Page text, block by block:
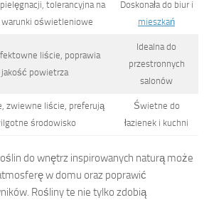
tolerancyjna na
warunki oświetleniowe
Doskonała do biur i
mieszkań
liście, poprawia
jakość powietrza
Idealna do
przestronnych
salonów
zwiewne liście, preferują
środowisko
Świetne do
łazienek i kuchni
do wnętrz inspirowanych naturą może
w domu oraz poprawić
Rośliny te nie tylko zdobią